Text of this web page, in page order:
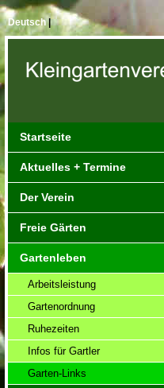
Deutsch|
Startseite
Aktuelles + Termine
Der Verein
Freie Gärten
Gartenleben
Arbeitsleistung
Gartenordnung
Ruhezeiten
Infos für Gartler
Garten-Links